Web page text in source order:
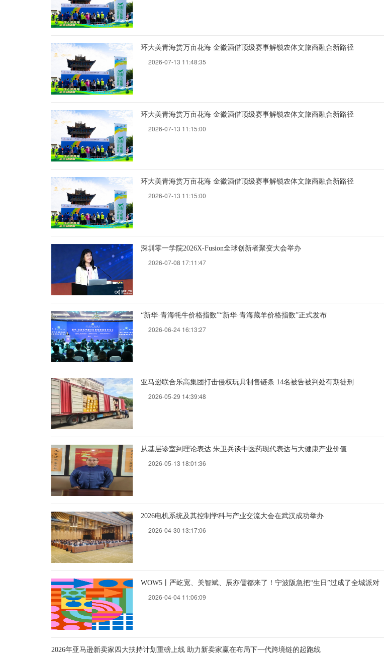
环大美青海赏万亩花海 金徽酒借顶级赛事解锁农体文旅商融合新路径
2026-07-13 11:48:35
环大美青海赏万亩花海 金徽酒借顶级赛事解锁农体文旅商融合新路径
2026-07-13 11:15:00
环大美青海赏万亩花海 金徽酒借顶级赛事解锁农体文旅商融合新路径
2026-07-13 11:15:00
深圳零一学院2026X-Fusion全球创新者聚变大会举办
2026-07-08 17:11:47
“新华·青海牦牛价格指数”“新华·青海藏羊价格指数”正式发布
2026-06-24 16:13:27
亚马逊联合乐高集团打击侵权玩具制售链条 14名被告被判处有期徒刑
2026-05-29 14:39:48
从基层诊室到理论表达 朱卫兵谈中医药现代表达与大健康产业价值
2026-05-13 18:01:36
2026电机系统及其控制学科与产业交流大会在武汉成功举办
2026-04-30 13:17:06
WOW5丨严屹宽、关智斌、辰亦儒都来了！宁波阪急把“生日”过成了全城派对
2026-04-04 11:06:09
2026年亚马逊新卖家四大扶持计划重磅上线 助力新卖家赢在布局下一代跨境链的起跑线